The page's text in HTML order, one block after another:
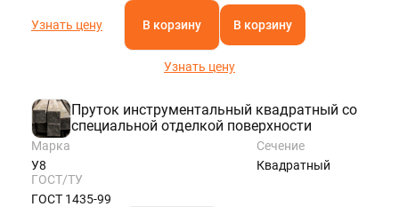
Узнать цену В корзину В корзину
Узнать цену
Пруток инструментальный квадратный со
специальной отделкой поверхности
Марка
У8
Сечение
Квадратный
ГОСТ/ТУ
ГОСТ 1435-99